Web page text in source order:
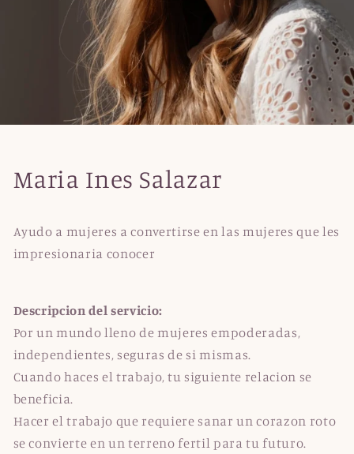
Maria Ines Salazar
Ayudo a mujeres a convertirse en las mujeres que les
impresionaria conocer
Descripcion del servicio:
Por un mundo lleno de mujeres empoderadas,
independientes, seguras de si mismas.
Cuando haces el trabajo, tu siguiente relacion se
beneficia.
Hacer el trabajo que requiere sanar un corazon roto
se convierte en un terreno fertil para tu futuro.